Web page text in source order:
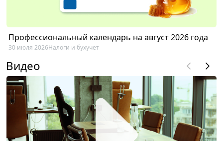
Профессиональный календарь на август 2026 года
30 июля 2026Налоги и бухучет
Видео